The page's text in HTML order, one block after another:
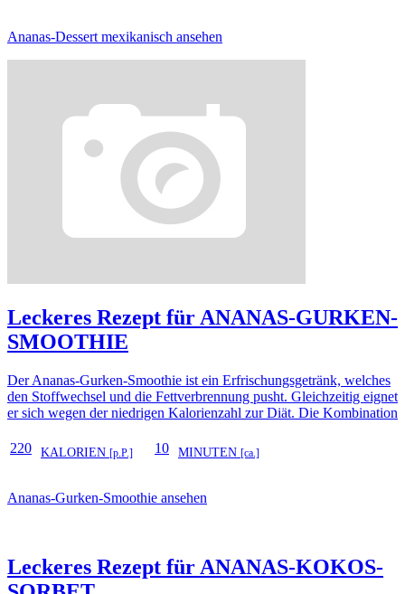
Ananas-Dessert mexikanisch ansehen
Leckeres Rezept fürANANAS-GURKEN-
SMOOTHIE
Der Ananas-Gurken-Smoothie ist ein Erfrischungsgetränk, welches
den Stoffwechsel und die Fettverbrennung pusht. Gleichzeitig eignet
er sich wegen der niedrigen Kalorienzahl zur Diät. Die Kombination
220 KALORIEN [p.P.] 10 MINUTEN [ca.]
Ananas-Gurken-Smoothie ansehen
Leckeres Rezept für ANANAS-KOKOS-